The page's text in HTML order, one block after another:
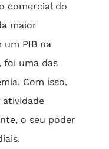
comercial do
maior
PIB na
foi uma das
Com isso,
o seu poder